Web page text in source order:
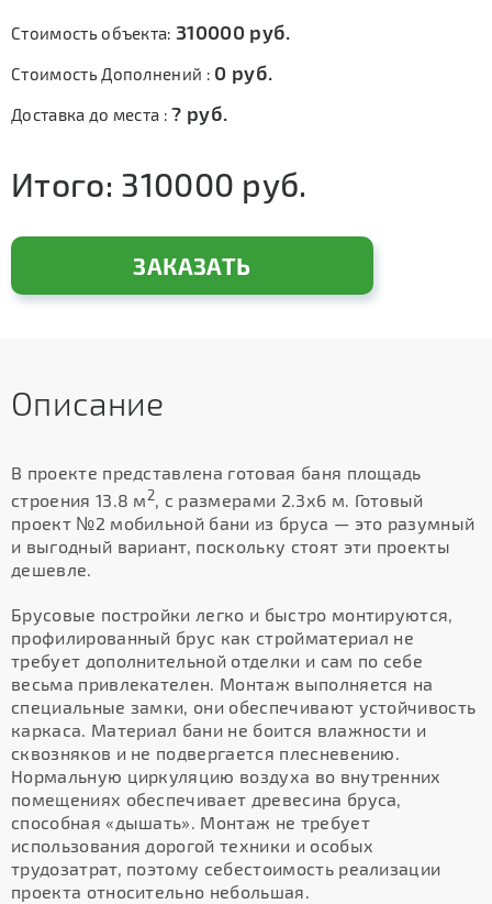
Стоимость объекта: 310000 руб.
Стоимость Дополнений : 0 руб.
Доставка до места :? руб.
Итого: 310000 руб.
ЗАКАЗАТЬ
Описание
В проекте представлена готовая баня площадь
строения 13.8 м2, с размерами 2.3х6 м. Готовый
проект №2 мобильной бани из бруса — это разумный
и выгодный вариант, поскольку стоят эти проекты
дешевле.
Брусовые постройки легко и быстро монтируются,
профилированный брус как стройматериал не
требует дополнительной отделки и сам по себе
весьма привлекателен. Монтаж выполняется на
специальные замки, они обеспечивают устойчивость
каркаса. Материал бани не боится влажности и
сквозняков и не подвергается плесневению.
Нормальную циркуляцию воздуха во внутренних
помещениях обеспечивает древесина бруса,
способная «дышать». Монтаж не требует
использования дорогой техники и особых
трудозатрат, поэтому себестоимость реализации
проекта относительно небольшая.